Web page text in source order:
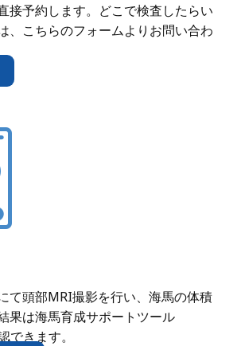
接予約します。どこで検査したらい
、こちらのフォームよりお問い合わ
て頭部MRI撮影を行い、海馬の体積
果は​海馬育成サポートツール
できます。